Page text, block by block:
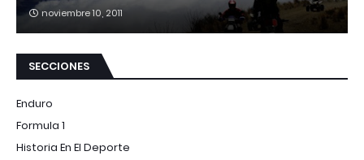
noviembre 10, 2011
SECCIONES
Enduro
Formula 1
Historia En El Deporte